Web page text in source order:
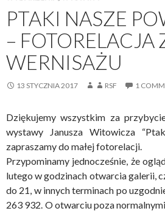
PTAKI NASZE
– FOTORELACJA
WERNISAŻU
13 STYCZNIA 2017 RSF 1
Dziękujemy wszystkim za
wystawy Janusza Witowicza
zapraszamy do małej fotorelacji.
Przypominamy jednocześnie, że
lutego w godzinach otwarcia galerii,
do 21, w innych terminach po
263 932. O otwarciu poza